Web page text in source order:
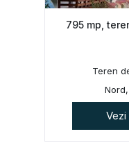
795 mp,
Teren
Vezi